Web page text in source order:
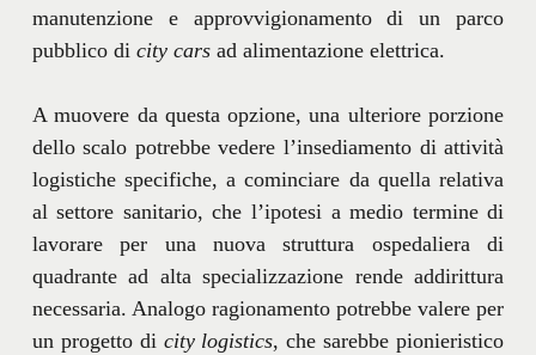
manutenzione e approvvigionamento di un parco
pubblico di city carsad alimentazione elettrica.
A muovere da questa opzione, una ulteriore porzione
dello scalo potrebbe vedere l’insediamento di attività
logistiche specifiche, a cominciare da quella relativa
al settore sanitario, che l’ipotesi a medio termine di
lavorare per una nuova struttura ospedaliera di
quadrante ad alta specializzazione rende addirittura
necessaria. Analogo ragionamento potrebbe valere per
un progetto di city logistics, che sarebbe pionieristico